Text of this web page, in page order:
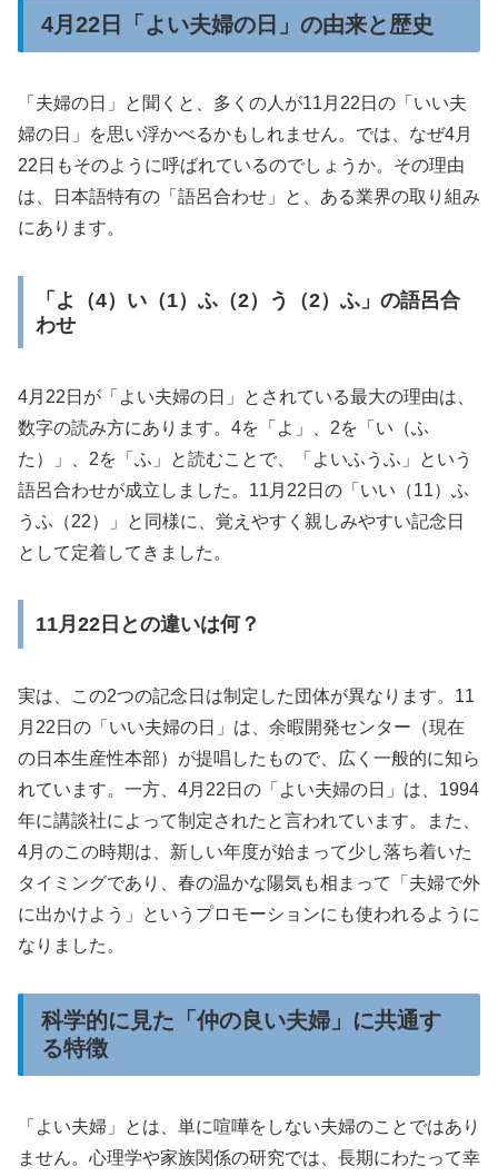
4月22日「よい夫婦の日」の由来と歴史
「夫婦の日」と聞くと、多くの人が11月22日の「いい夫
婦の日」を思い浮かべるかもしれません。では、なぜ4月
22日もそのように呼ばれているのでしょうか。その理由
は、日本語特有の「語呂合わせ」と、ある業界の取り組み
にあります。
「よ（4）い（1）ふ（2）う（2）ふ」の語呂合
わせ
4月22日が「よい夫婦の日」とされている最大の理由は、
数字の読み方にあります。4を「よ」、2を「い（ふ
た）」、2を「ふ」と読むことで、「よいふうふ」という
語呂合わせが成立しました。11月22日の「いい（11）ふ
うふ（22）」と同様に、覚えやすく親しみやすい記念日
として定着してきました。
11月22日との違いは何？
実は、この2つの記念日は制定した団体が異なります。11
月22日の「いい夫婦の日」は、余暇開発センター（現在
の日本生産性本部）が提唱したもので、広く一般的に知ら
れています。一方、4月22日の「よい夫婦の日」は、1994
年に講談社によって制定されたと言われています。また、
4月のこの時期は、新しい年度が始まって少し落ち着いた
タイミングであり、春の温かな陽気も相まって「夫婦で外
に出かけよう」というプロモーションにも使われるように
なりました。
科学的に見た「仲の良い夫婦」に共通す
る特徴
「よい夫婦」とは、単に喧嘩をしない夫婦のことではあり
ません。心理学や家族関係の研究では、長期にわたって幸